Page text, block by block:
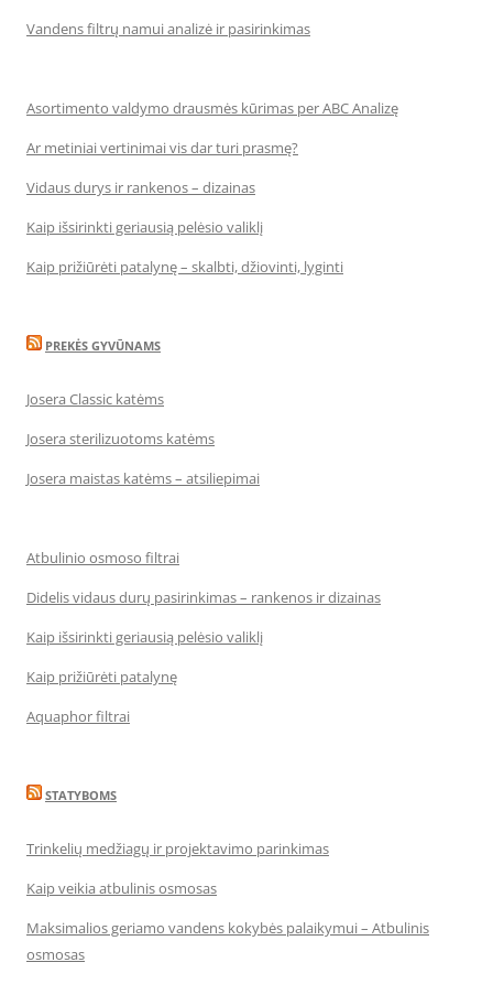
Vandens filtrų namui analizė ir pasirinkimas
Asortimento valdymo drausmės kūrimas per ABC Analizę
Ar metiniai vertinimai vis dar turi prasmę?
Vidaus durys ir rankenos – dizainas
Kaip išsirinkti geriausią pelėsio valiklį
Kaip prižiūrėti patalynę – skalbti, džiovinti, lyginti
PREKĖS GYVŪNAMS
Josera Classic katėms
Josera sterilizuotoms katėms
Josera maistas katėms – atsiliepimai
Atbulinio osmoso filtrai
Didelis vidaus durų pasirinkimas – rankenos ir dizainas
Kaip išsirinkti geriausią pelėsio valiklį
Kaip prižiūrėti patalynę
Aquaphor filtrai
STATYBOMS
Trinkelių medžiagų ir projektavimo parinkimas
Kaip veikia atbulinis osmosas
Maksimalios geriamo vandens kokybės palaikymui – Atbulinis
osmosas